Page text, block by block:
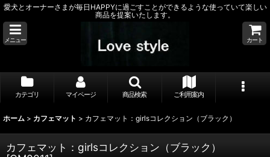
愛犬とオーナーさまが毎日HAPPYに過ごすことができるような使っていて楽しい
商品を提案いたします。
メニュー カート
カテゴリ マイページ 商品検索 ご利用案内
ホーム > カフェマット > カフェマット：girlsコレクション（ブラック）
カフェマット：girlsコレクション（ブラック）